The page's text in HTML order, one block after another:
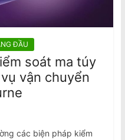
ĐẦU
soát ma túy
vận chuyển
các biện pháp kiểm